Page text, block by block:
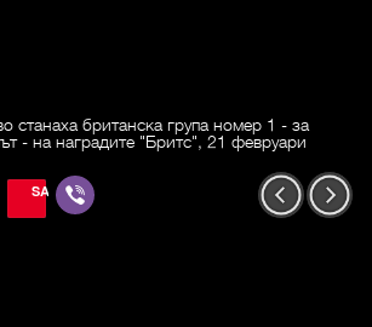
станаха британска група номер 1 - за
- на наградите "Бритс", 21 февруари
SAVE